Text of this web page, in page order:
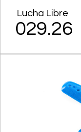
Lucha Libre
029.26